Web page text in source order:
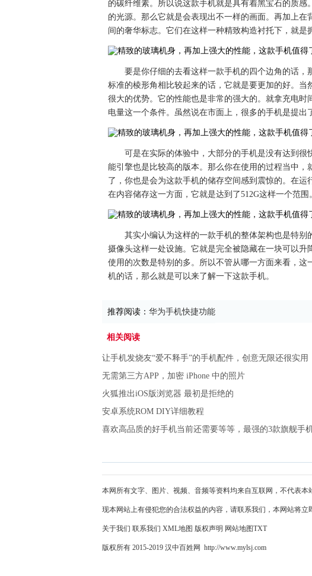
的碳纤维素。所以说这款手机就是具有着黑宝石的质
的光源。那么它就是会表现出不一样的画面。再加上
间的奢华标志。它们在这样一种精致构造衬托下，就是
要是你仔细的去看这样一款手机的四个边角的话
标准的棱形角相比较起来的话，它就是要更加的好。
很大的优势。它的性能也是非常的强大的。就拿充电
电量这一个条件。虽然说在市面上，很多的手机是提出
可是在实际的体验中，大部分的手机是没有达到
能引擎也是比较高的版本。那么你在使用的过程当中
了，你也是会为这款手机的储存空间感到震惊的。在运
在内容储存这一方面，它就是达到了512G这样一个范
其实小编认为这样的一款手机的整体架构也是特
摄像头这样一处设施。它就是完全被隐藏在一块可以
使用的次数是特别的多。所以不管从哪一方面来看，
机的话，那么就是可以来了解一下这款手机。
推荐阅读： 华为手机快捷功能
相关阅读
让手机发烧友“爱不释手”的手机配件，创意无限还很实用
无需第三方APP，加密 iPhone 中的照片
火狐推出iOS版浏览器 最初是拒绝的
安卓系统ROM DIY详细教程
喜欢高品质的好手机当前还需要等等，最强的3款旗舰手
本网所有文字、图片、视频、音频等资料均来自互联网，不代表
现本网站上有侵犯您的合法权益的内容，请联系我们，本网站将立
关于我们 联系我们 XML地图 版权声明 网站地图TXT
版权所有 2015-2019 汉中百姓网 http://www.mylsj.com